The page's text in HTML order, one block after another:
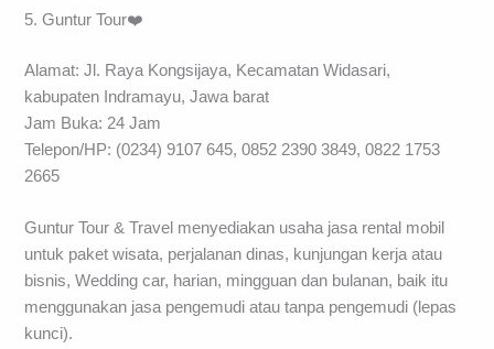
5. Guntur Tour❤️
Alamat: Jl. Raya Kongsijaya, Kecamatan Widasari,
kabupaten Indramayu, Jawa barat
Jam Buka: 24 Jam
Telepon/HP: (0234) 9107 645, 0852 2390 3849, 0822 1753
2665
Guntur Tour & Travel menyediakan usaha jasa rental mobil
untuk paket wisata, perjalanan dinas, kunjungan kerja atau
bisnis, Wedding car, harian, mingguan dan bulanan, baik itu
menggunakan jasa pengemudi atau tanpa pengemudi (lepas
kunci).